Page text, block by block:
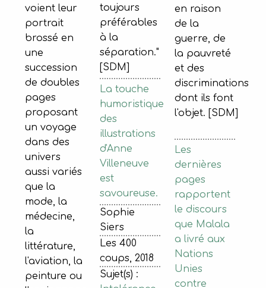
voient leur
portrait
brossé en
une
succession
de doubles
pages
proposant
un voyage
dans des
univers
aussi variés
que la
mode, la
médecine,
la
littérature,
l'aviation, la
peinture ou
toujours
préférables
à la
séparation."
[SDM]
La touche
humoristique
des
illustrations
d'Anne
Villeneuve
est
savoureuse.
Sophie
Siers
Les 400
coups, 2018
Sujet(s) :
en raison
de la
guerre, de
la pauvreté
et des
discriminations
dont ils font
l'objet. [SDM]
Les
dernières
pages
rapportent
le discours
que Malala
a livré aux
Nations
Unies
contre